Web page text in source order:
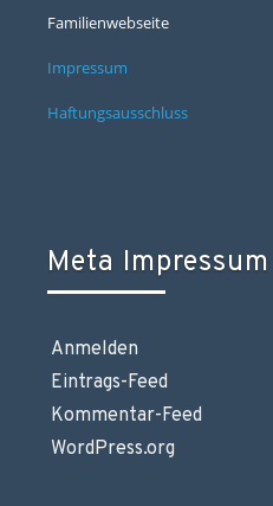
Familienwebseite
Impressum
Haftungsausschluss
Meta Impressum
Anmelden
Eintrags-Feed
Kommentar-Feed
WordPress.org